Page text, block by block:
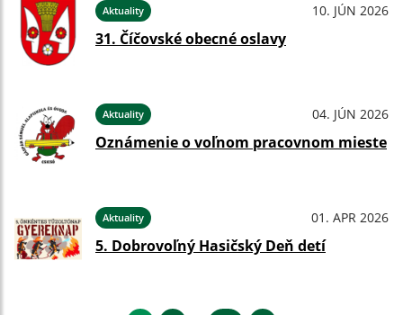
Aktuality 10. JÚN 2026
31. Číčovské obecné oslavy
Aktuality 04. JÚN 2026
Oznámenie o voľnom pracovnom mieste
Aktuality 01. APR 2026
5. Dobrovoľný Hasičský Deň detí